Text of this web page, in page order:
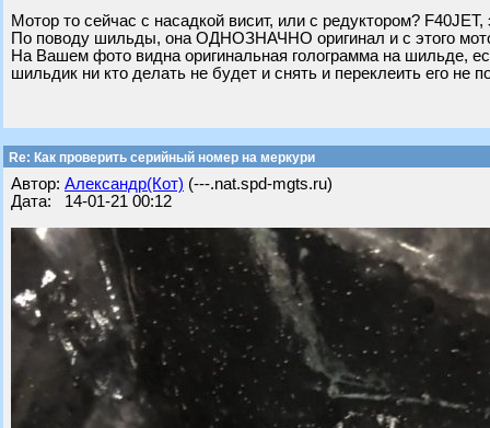
Мотор то сейчас с насадкой висит, или с редуктором?
По поводу шильды, она ОДНОЗНАЧНО оригинал и с этого
На Вашем фото видна оригинальная голограмма на шильде,
шильдик ни кто делать не будет и снять и переклеить его не
Re: Как проверить серийный номер на меркури
Автор: Александр(Кот) (---.nat.spd-mgts.ru)
Дата: 14-01-21 00:12